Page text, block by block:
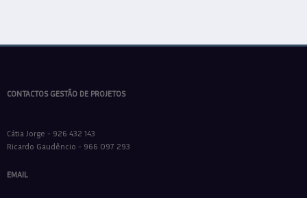
CONTACTOS GESTÃO DE PROJETOS
Cátia Jorge - 926 432 143
Ricardo Gaudêncio - 966 097 293
EMAIL